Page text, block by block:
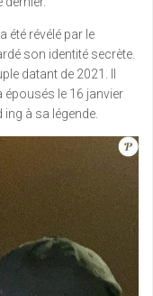
été révélé par le
son identité secrète.
datant de 2021. Il
épousés le 16 janvier
ing à sa légende.